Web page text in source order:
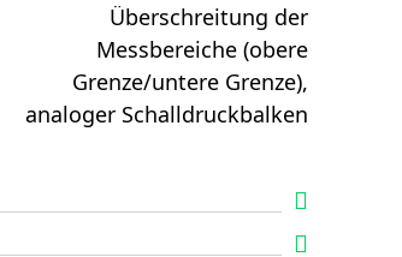
Überschreitung der
Messbereiche (obere
Grenze/untere Grenze),
analoger Schalldruckbalken